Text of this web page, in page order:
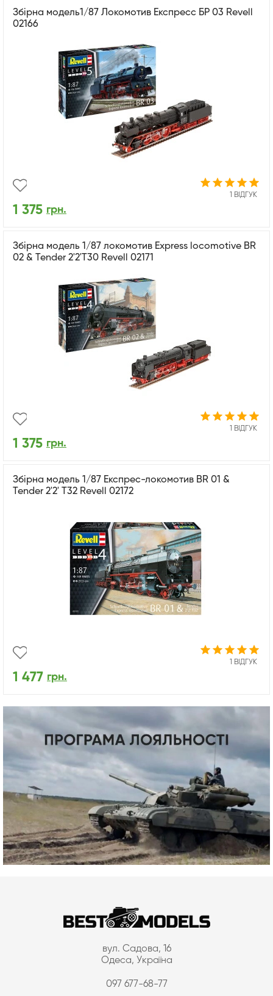
Збірна модель1/87 Локомотив Експресс БР 03 Revell
02166
1 ВІДГУК
1 375 грн.
Збірна модель 1/87 локомотив Express locomotive BR
02 & Tender 2'2'T30 Revell 02171
1 ВІДГУК
1 375 грн.
Збірна модель 1/87 Експрес-локомотив BR 01 &
Tender 2'2' T32 Revell 02172
1 ВІДГУК
1 477 грн.
вул. Садова, 16
Одеса, Україна
097 677-68-77